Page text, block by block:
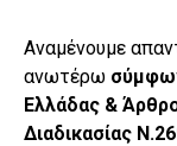
Αναμένουμε
ανωτέρω
Ελλάδας &
Διαδικασίας